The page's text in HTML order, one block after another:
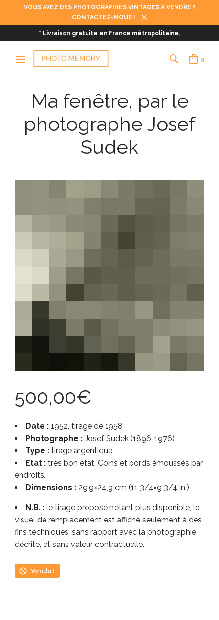
VOUS AVEZ DES PHOTOGRAPHIES VINTAGES A VENDRE ?
CONTACTEZ-NOUS !
* Livraison gratuite en France métropolitaine.
0
Ma fenêtre, par le
photographe Josef
Sudek
500,00€
Date : 1952, tirage de 1958
Photographe : Josef Sudek (1896-1976)
Type : tirage argentique
Etat : très bon état. Coins et bords émoussés par
endroits.
Dimensions : 29,9×24,9 cm (11 3/4×9 3/4 in.)
N.B. : le tirage proposé n’étant plus disponible, le
visuel de remplacement est affiché seulement à des
fins techniques, sans rapport avec la photographie
décrite, et sans valeur contractuelle.
Vendu !